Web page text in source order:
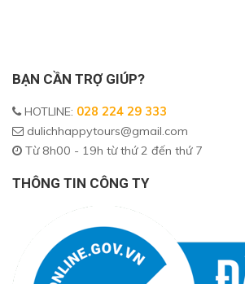
BẠN CẦN TRỢ GIÚP?
HOTLINE: 028 224 29 333
dulichhappytours@gmail.com
Từ 8h00 - 19h từ thứ 2 đến thứ 7
THÔNG TIN CÔNG TY